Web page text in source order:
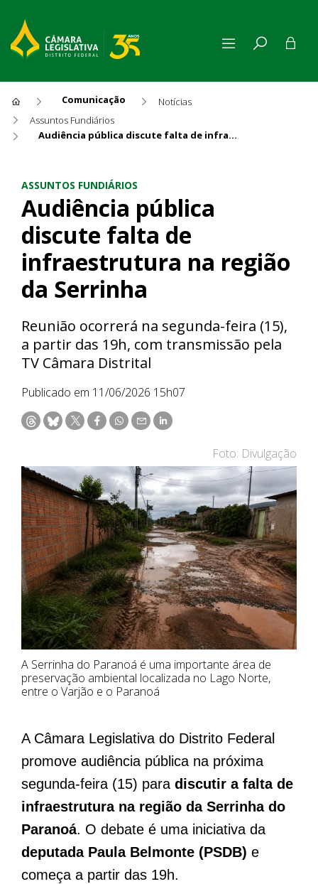
Comunicação
Notícias
Assuntos Fundiários
Audiência pública discute falta de infraestrutura na região da Serrinha
ASSUNTOS FUNDIÁRIOS
Audiência pública
discute falta de
infraestrutura na região
da Serrinha
Reunião ocorrerá na segunda-feira (15),
a partir das 19h, com transmissão pela
TV Câmara Distrital
Publicado em 11/06/2026 15h07
Foto: Divulgação
A Serrinha do Paranoá é uma importante área de
preservação ambiental localizada no Lago Norte,
entre o Varjão e o Paranoá
A Câmara Legislativa do Distrito Federal
promove audiência pública na próxima
segunda-feira (15) para discutir a falta de
infraestrutura na região da Serrinha do
Paranoá. O debate é uma iniciativa da
deputada Paula Belmonte (PSDB) e
começa a partir das 19h.